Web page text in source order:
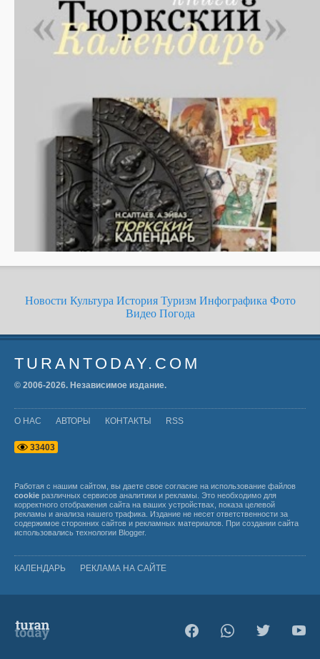
Новости Культура История Туризм Инфографика Фото
Видео Погода
TURANTODAY.COM
© 2006-2026. Независимое издание.
О НАС АВТОРЫ КОНТАКТЫ RSS
33403
Работая с нашим сайтом, вы даете свое согласие на использование файлов
cookie различных сервисов аналитики и рекламы. Это необходимо для
корректного отображения сайта на ваших устройствах, показа целевой
рекламы и анализа нашего трафика. Издание не несет ответственности за
содержимое сторонних сайтов и рекламных материалов. При создании сайта
использовались технологии Blogger.
КАЛЕНДАРЬ РЕКЛАМА НА САЙТЕ